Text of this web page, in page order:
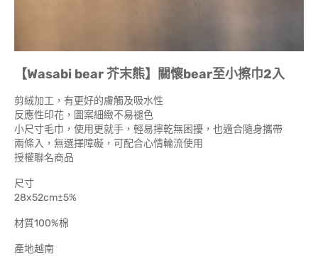
【Wasabi bear 芥末熊】關懷bear至小擦巾2入
剪絨加工，有更好的膚觸及吸水性
反應性印花，圖案細緻不易褪色
小尺寸毛巾，使用更就手，輕易擰乾無困擾，也適合隨身攜帶
兩條入，無選擇障礙，可配合心情輪流使用
授權聯名商品
尺寸
材質100%棉
產地越南